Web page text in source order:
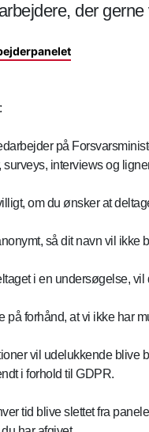
der
på
surveys, interviews og
om du ønsker at
så dit navn vil ikke
i en undersøgelse,
forhånd, at vi ikke har
vil udelukkende blive
i forhold til GDPR.
tid blive slettet fra